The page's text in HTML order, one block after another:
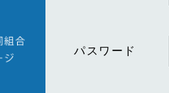
パスワード